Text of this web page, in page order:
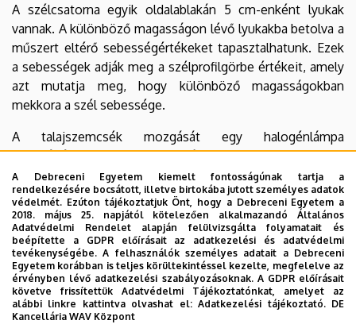
A szélcsatorna egyik oldalablakán 5 cm-enként lyukak
vannak. A különböző magasságon lévő lyukakba betolva a
műszert eltérő sebességértékeket tapasztalhatunk. Ezek
a sebességek adják meg a szélprofilgörbe értékeit, amely
azt mutatja meg, hogy különböző magasságokban
mekkora a szél sebessége.
A talajszemcsék mozgását egy halogénlámpa
segítségével lehet tanulmányozni, illetve ennek
segítségével állapíthatjuk meg a kritikus indítósebességet
is (az a sebességérték amelynél a talajszemcsék
mozgásba lendülnek). Ennek a meghatározására a
szaltifon is alkalmas amely az érzékelő membránra
becsapódó szemcsék számát méri.
A szélcsatornában lehetőség van talajeróziós károk
vizsgálatára is, ekkor különböző talajok mennyiségi és
minőségi tömegveszteségét mérhetjük, vagyis azt hogy
A Debreceni Egyetem kiemelt fontosságúnak tartja a
rendelkezésére bocsátott, illetve birtokába jutott személyes adatok
védelmét. Ezúton tájékoztatjuk Önt, hogy a Debreceni Egyetem a
2018. május 25. napjától kötelezően alkalmazandó Általános
Adatvédelmi Rendelet alapján felülvizsgálta folyamatait és
beépítette a GDPR előírásait az adatkezelési és adatvédelmi
tevékenységébe. A felhasználók személyes adatait a Debreceni
Egyetem korábban is teljes körültekintéssel kezelte, megfelelve az
érvényben lévő adatkezelési szabályozásoknak. A GDPR előírásait
követve frissítettük Adatvédelmi Tájékoztatónkat, amelyet az
alábbi linkre kattintva olvashat el:Adatkezelési tájékoztató. DE
Kancellária WAV Központ